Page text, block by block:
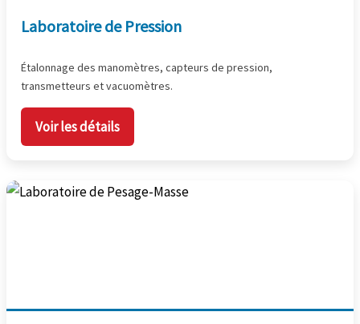
Laboratoire de Pression
Étalonnage des manomètres, capteurs de pression,
transmetteurs et vacuomètres.
Voir les détails